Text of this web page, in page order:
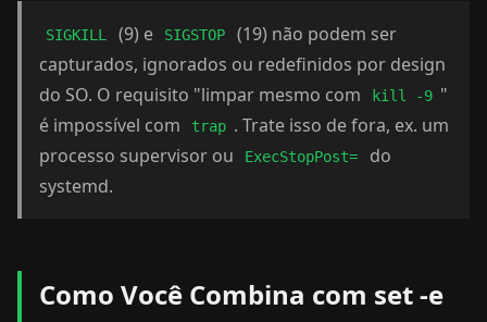
SIGKILL (9) e SIGSTOP
(19) não podem ser
capturados, ignorados ou redefinidos por design
do SO. O requisito "limpar mesmo com
kill -9 "
é impossível com
trap . Trate isso de fora, ex. um
processo supervisor ou
ExecStopPost=
do
systemd.
Como Você Combina com set -e